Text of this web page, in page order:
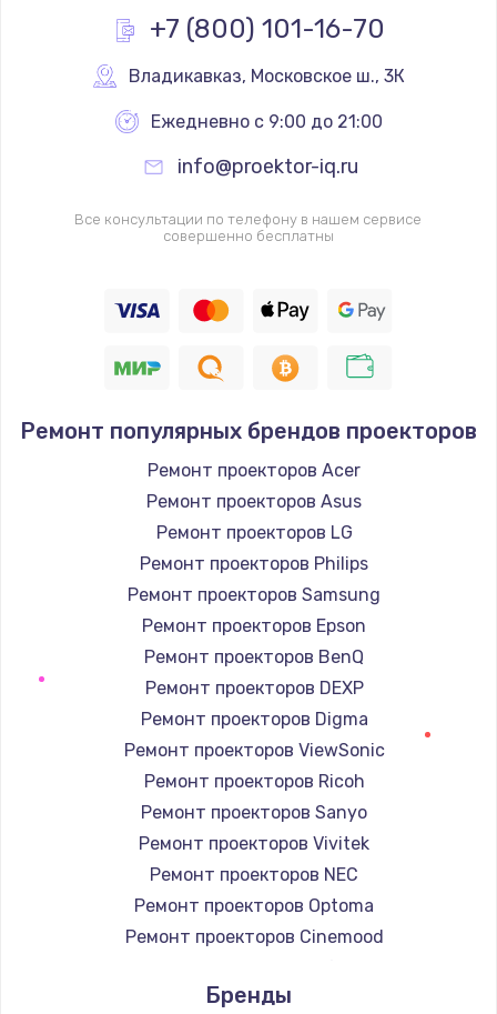
Заказать
от 990 руб.
Заказать
Настройка Wi-Fi
от 990 руб.
Настройка ОС
от 1090 руб.
Заказать
Настройка BIOS
от 930 руб.
Заказать
Замена SSD
от 990 руб.
Заказать
Установка драйверов
от 725 руб.
Заказать
от 600 руб.
+7 (800) 101-16-70
Владикавказ, Московское ш., 3К
Ежедневно с 9:00 до 21:00
info@proektor-iq.ru
Все консультации по телефону в нашем сервисе
совершенно бесплатны
Ремонт популярных брендов проекторов
Ремонт проекторов Acer
Ремонт проекторов Asus
Ремонт проекторов LG
Ремонт проекторов Philips
Ремонт проекторов Samsung
Ремонт проекторов Epson
Ремонт проекторов BenQ
Ремонт проекторов DEXP
Ремонт проекторов Digma
Ремонт проекторов ViewSonic
Ремонт проекторов Ricoh
Ремонт проекторов Sanyo
Ремонт проекторов Vivitek
Ремонт проекторов NEC
Ремонт проекторов Optoma
Ремонт проекторов Cinemood
Ремонт проекторов Barco
Бренды